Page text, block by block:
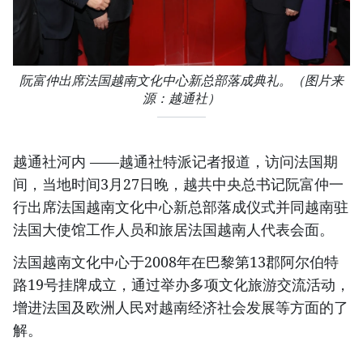
阮富仲出席法国越南文化中心新总部落成典礼。（图片来
源：越通社）​
越通社河内​ ——越通社特派记者报道，访问法国期
间，当地时间3月27日晚，越共中央总书记阮富仲一
行出席法国越南文化中心新总部落成仪式并同越南驻
法国大使馆工作人员和旅居法国越南人代表会面。
法国越南文化中心于2008年在巴黎第13郡阿尔伯特
路19号挂牌成立，通过举办多项文化旅游交流活动，
增进法国及欧洲人民对越南经济社会发展等方面的了
解。